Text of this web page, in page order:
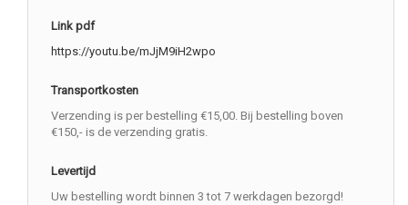
Link pdf
https://youtu.be/mJjM9iH2wpo
Transportkosten
Verzending is per bestelling €15,00. Bij bestelling boven
€150,- is de verzending gratis.
Levertijd
Uw bestelling wordt binnen 3 tot 7 werkdagen bezorgd!